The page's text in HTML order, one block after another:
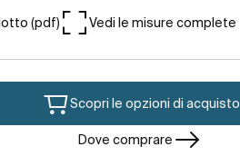
(pdf) Vedi le misure complete
Scopri le opzioni di acquisto
Dove comprare